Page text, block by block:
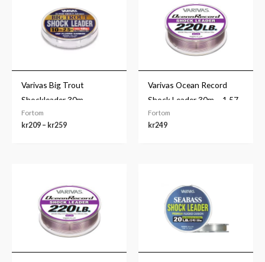
Varivas Big Trout
Shockleader 30m
Fortom
kr209 – kr259
til
kr259
Varivas Ocean Record
Shock Leader 30m – 1,57
145,14kg
Fortom
kr249
til
kr299
til
kr229